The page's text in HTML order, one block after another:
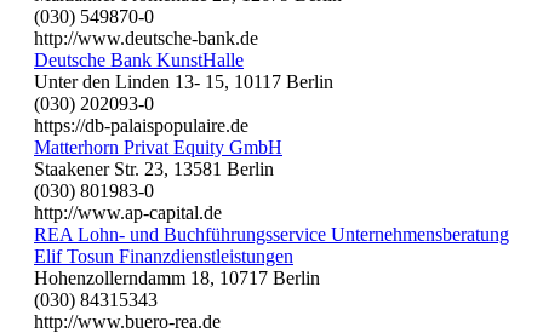
(030) 549870-0
http://www.deutsche-bank.de
Deutsche Bank KunstHalle
Unter den Linden 13- 15, 10117 Berlin
(030) 202093-0
https://db-palaispopulaire.de
Matterhorn Privat Equity GmbH
Staakener Str. 23, 13581 Berlin
(030) 801983-0
http://www.ap-capital.de
REA Lohn- und Buchführungsservice Unternehmensberatung
Elif Tosun Finanzdienstleistungen
Hohenzollerndamm 18, 10717 Berlin
(030) 84315343
http://www.buero-rea.de